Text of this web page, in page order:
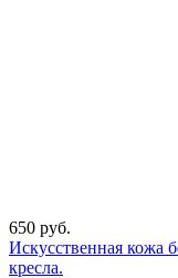
650 руб.
Искусственная кожа
кресла.